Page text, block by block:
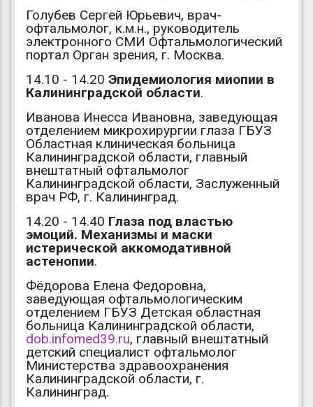
Голубев Сергей Юрьевич, врач-
офтальмолог, к.м.н., руководитель
электронного СМИ Офтальмологический
портал Орган зрения, г. Москва.
14.10 - 14.20 Эпидемиология миопии в
Калининградской области.
Иванова Инесса Ивановна, заведующая
отделением микрохирургии глаза ГБУЗ
Областная клиническая больница
Калининградской области, главный
внештатный офтальмолог
Калининградской области, Заслуженный
врач РФ, г. Калининград.
14.20 - 14.40 Глаза под властью
эмоций. Механизмы и маски
истерической аккомодативной
астенопии.
Фёдорова Елена Федоровна,
заведующая офтальмологическим
отделением ГБУЗ Детская областная
больница Калининградской области,
dob.infomed39.ru, главный внештатный
детский специалист офтальмолог
Министерства здравоохранения
Калининградской области, г.
Калининград.